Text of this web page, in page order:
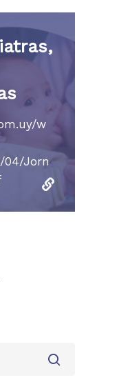
w
04/Jorn